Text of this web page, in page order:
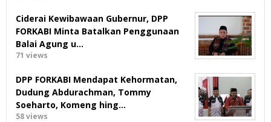
Ciderai Kewibawaan Gubernur, DPP
FORKABI Minta Batalkan Penggunaan
Balai Agung u…
71 views
DPP FORKABI Mendapat Kehormatan,
Dudung Abdurachman, Tommy
Soeharto, Komeng hing…
58 views